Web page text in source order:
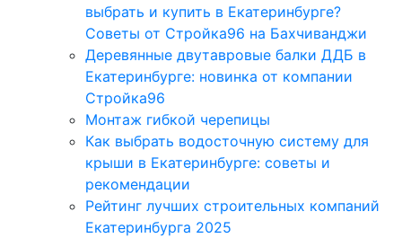
выбрать и купить в Екатеринбурге?
Советы от Стройка96 на Бахчиванджи
Деревянные двутавровые балки ДДБ в
Екатеринбурге: новинка от компании
Стройка96
Монтаж гибкой черепицы
Как выбрать водосточную систему для
крыши в Екатеринбурге: советы и
рекомендации
Рейтинг лучших строительных компаний
Екатеринбурга 2025